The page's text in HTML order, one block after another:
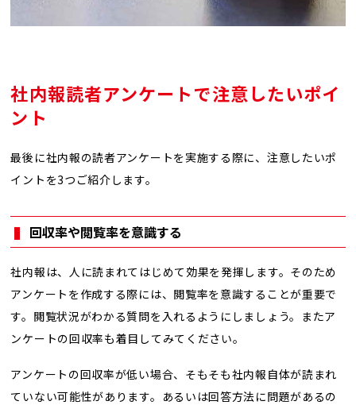
社内報読者アンケートで注意したいポイ
ント
最後に社内報の読者アンケートを実施する際に、注意したいポ
イントを3つご紹介します。
回収率や閲覧率を意識する
社内報は、人に読まれてはじめて効果を発揮します。そのため
アンケートを作成する際には、閲覧率を意識することが重要で
す。閲覧状況がわかる質問を入れるようにしましょう。またア
ンケートの回収率も着目してみてください。
アンケートの回収率が低い場合、そもそも社内報自体が読まれ
ていない可能性があります。あるいは回答方法に問題があるの